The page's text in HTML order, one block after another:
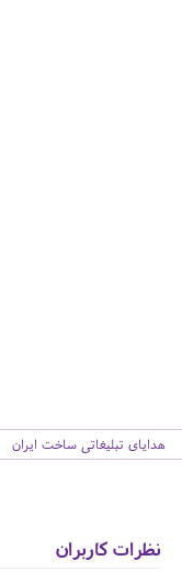
هدایای تبلیغاتی ساخت ایران
نظرات کاربران